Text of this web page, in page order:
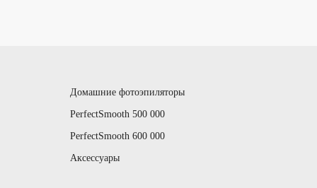
Домашние фотоэпиляторы
PerfectSmooth 500 000
PerfectSmooth 600 000
Аксессуары